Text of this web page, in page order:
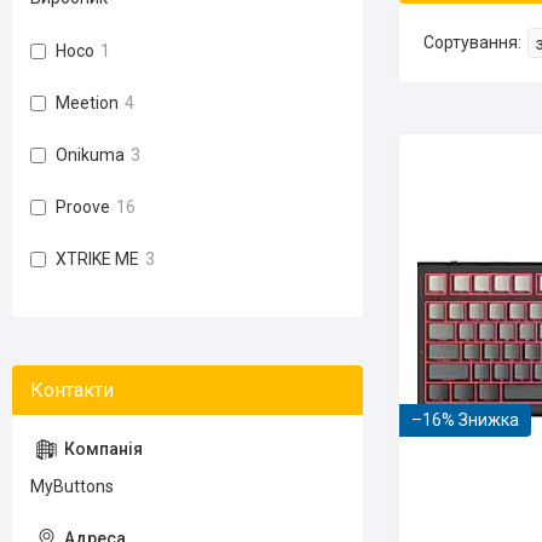
–16%
Hoco 1
Meetion 4
Onikuma 3
Proove 16
XTRIKE ME 3
MyButtons